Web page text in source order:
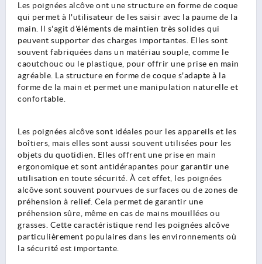
Les poignées alcôve ont une structure en forme de coque
qui permet à l'utilisateur de les saisir avec la paume de la
main. Il s'agit d'éléments de maintien très solides qui
peuvent supporter des charges importantes. Elles sont
souvent fabriquées dans un matériau souple, comme le
caoutchouc ou le plastique, pour offrir une prise en main
agréable. La structure en forme de coque s'adapte à la
forme de la main et permet une manipulation naturelle et
confortable.
Les poignées alcôve sont idéales pour les appareils et les
boîtiers, mais elles sont aussi souvent utilisées pour les
objets du quotidien. Elles offrent une prise en main
ergonomique et sont antidérapantes pour garantir une
utilisation en toute sécurité. À cet effet, les poignées
alcôve sont souvent pourvues de surfaces ou de zones de
préhension à relief. Cela permet de garantir une
préhension sûre, même en cas de mains mouillées ou
grasses. Cette caractéristique rend les poignées alcôve
particulièrement populaires dans les environnements où
la sécurité est importante.